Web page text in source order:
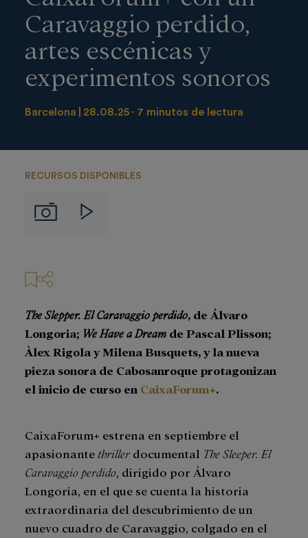
Caravaggio perdido,
artes escénicas y
experimentos sonoros
Barcelona 28.08.25 7 minutos de lectura
RECURSOS DISPONIBLES
ImágenesVideos
The Slepper. El Caravaggio perdido, de Álvaro
Longoria; We Have a Dream de Pascal Plisson;
Àlex Rigola y Milena Busquets, y la nueva
pieza sonora de Cabosanroque protagonizan
el inicio de curso en CaixaForum+.
CaixaForum+ estrena en septiembre el
apasionantethrillerdocumental The Sleeper. El
Caravaggio perdido, dirigido por Álvaro
Longoria, en el que se cuenta la historia
extraordinaria del descubrimiento de un
nuevo cuadro de Caravaggio, colgado en el